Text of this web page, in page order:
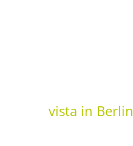
vista in Berlin